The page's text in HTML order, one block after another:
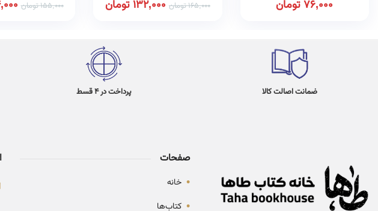
76,000تومان 165,000تومان 132,000تومان 155,000تومان
ضمانت اصالت کالا پرداخت در 4 قسط
صفحات
• خانه
• کتاب‌ها